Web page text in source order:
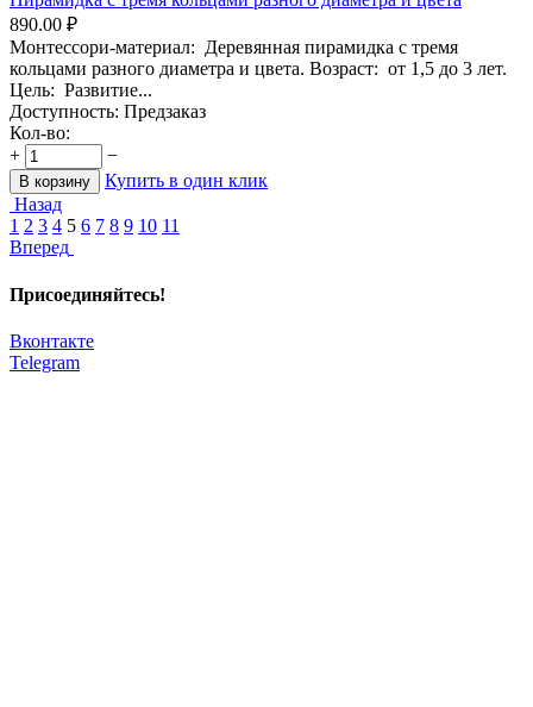
890.00 ₽
Монтессори-материал: Деревянная пирамидка с тремя
кольцами разного диаметра и цвета. Возраст: от 1,5 до 3 лет.
Цель: Развитие...
Доступность: Предзаказ
Кол-во:
+
−
В корзину
Купить в один клик
Назад
1 2 3 4 5 6 7 8 9 10 11
Вперед
Присоединяйтесь!
Вконтакте
Telegram